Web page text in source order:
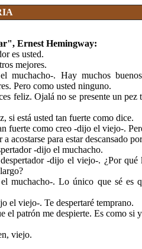
Ernest Hemingway:
es usted.
mejores.
muchacho-. Hay muchos
Pero como usted ninguno.
feliz. Ojalá no se presente un pez
si está usted tan fuerte como dice.
fuerte como creo -dijo el viejo-.
acostarse para estar descansado
-dijo el muchacho.
-dijo el viejo-. ¿Por qué
muchacho-. Lo único que sé es
el viejo-. Te despertaré temprano.
el patrón me despierte. Es como si
viejo.